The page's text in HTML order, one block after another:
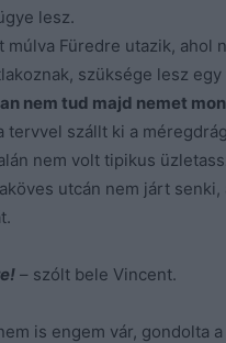
lesz.
múlva Füredre utazik, ahol
szüksége lesz egy
nem tud majd nemet
tervvel szállt ki a
nem volt tipikus
utcán nem járt
– szólt bele Vincent.
is engem vár, gondolta